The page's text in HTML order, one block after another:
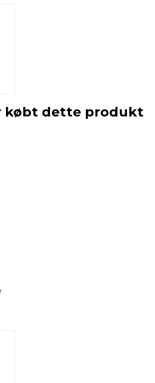
købt dette produkt